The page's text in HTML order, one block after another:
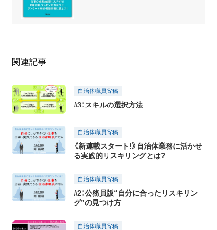
関連記事
自治体職員寄稿
#3：スキルの選択方法
自治体職員寄稿
《新連載スタート!》自治体業務に活かせ
る実践的リスキリングとは?
自治体職員寄稿
#2：公務員版“自分に合ったリスキリン
グ”の見つけ方
自治体職員寄稿